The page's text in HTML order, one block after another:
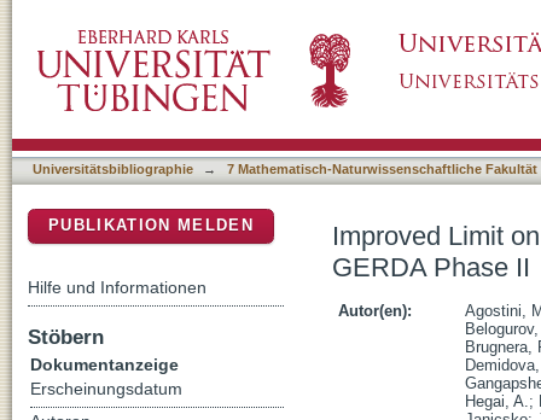
Universitätsbibliographie → 7 Mathematisch-Naturwissenschaftliche Fakultät
Improved Limit
GERDA Phase II
Autor(en):
Agostini,
Brugnera,
Hegai, A.;
PUBLIKATION MELDEN
Hilfe und Informationen
Stöbern
Dokumentanzeige
Erscheinungsdatum